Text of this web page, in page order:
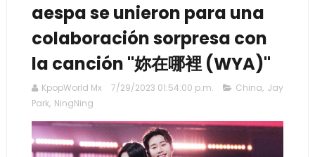
aespa se unieron para una
colaboración sorpresa con
la canción "妳在哪裡 (WYA)"
KpopWorld Mx 7/29/2023 01:54:00 p.m. China, Jay
Park, NingNing